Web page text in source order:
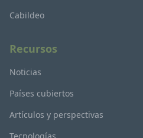
Cabildeo
Recursos
Noticias
Países cubiertos
Artículos y perspectivas